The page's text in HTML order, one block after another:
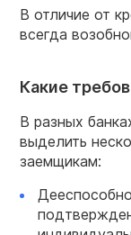
В отличие от
всегда
Какие
В разных
выделить
заемщикам: